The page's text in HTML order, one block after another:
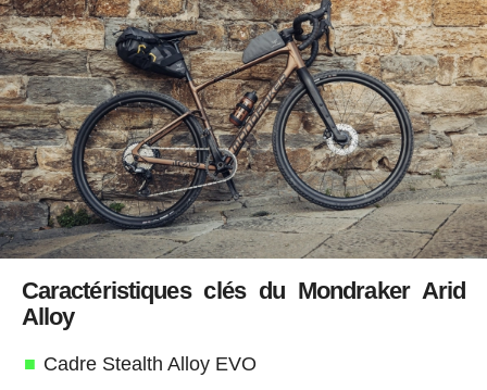
Caractéristiques clés du Mondraker Arid
Alloy
Cadre Stealth Alloy EVO